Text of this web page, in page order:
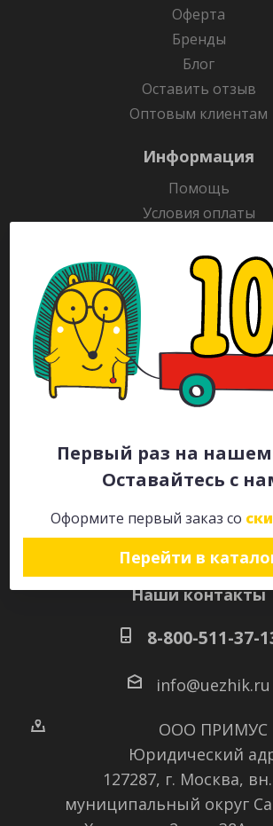
Первый раз на нашем
Оставайтесь с
Оформите первый заказ со
Перейти в
Оферта
Бренды
Блог
Оставить отзыв
Оптовым клиентам
Информация
Помощь
Условия оплаты
Гарантия на товар
Раскраски
Рекламодателям
Каталог
Будьте всегда в
Наши контакты
8-800-511-37-
info@uezhik.ru
ООО ПРИМУС
Юридический
127287, г. Москва,
муниципальный округ